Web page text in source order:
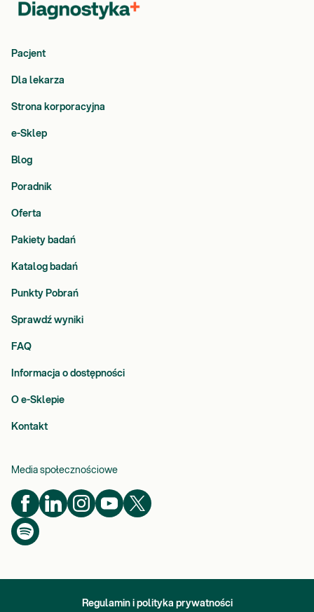
Pacjent
Dla lekarza
Strona korporacyjna
e-Sklep
Blog
Poradnik
Oferta
Pakiety badań
Katalog badań
Punkty Pobrań
Sprawdź wyniki
FAQ
Informacja o dostępności
O e-Sklepie
Kontakt
Media społecznościowe
Regulamin i polityka prywatności